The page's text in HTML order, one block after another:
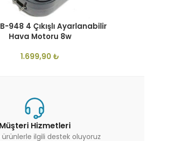
948 4 Çıkışlı Ayarlanabilir
Hava Motoru 8w
1.699,90₺
Müşteri Hizmetleri
ürünlerle ilgili destek oluyoruz